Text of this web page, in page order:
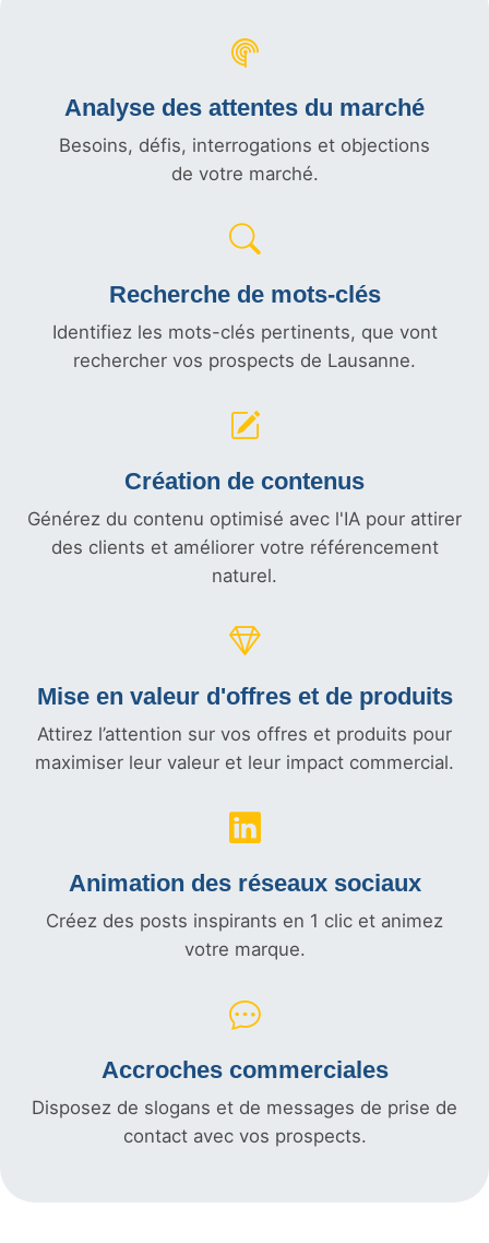
Analyse des attentes du marché
Besoins, défis, interrogations et objections
de votre marché.
Recherche de mots-clés
Identifiez les mots-clés pertinents, que vont
rechercher vos prospects de Lausanne.
Création de contenus
Générez du contenu optimisé avec l'IA pour attirer
des clients et améliorer votre référencement
naturel.
Mise en valeur d'offres et de produits
Attirez l’attention sur vos offres et produits pour
maximiser leur valeur et leur impact commercial.
Animation des réseaux sociaux
Créez des posts inspirants en 1 clic et animez
votre marque.
Accroches commerciales
Disposez de slogans et de messages de prise de
contact avec vos prospects.